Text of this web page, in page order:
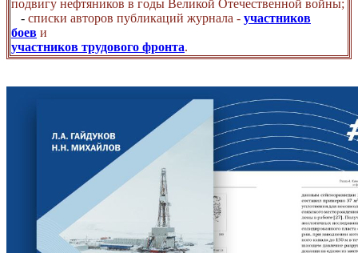
подвигу нефтяников в годы Великой Отечественной войны;
- списки авторов публикаций журнала - участников
боев и
участников трудового фронта.